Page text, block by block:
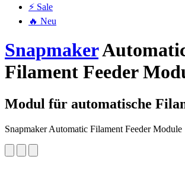
⚡ Sale
🔥 Neu
Snapmaker
Filament Feeder
Modul für automatische
Snapmaker Automatic Filament Feeder Module